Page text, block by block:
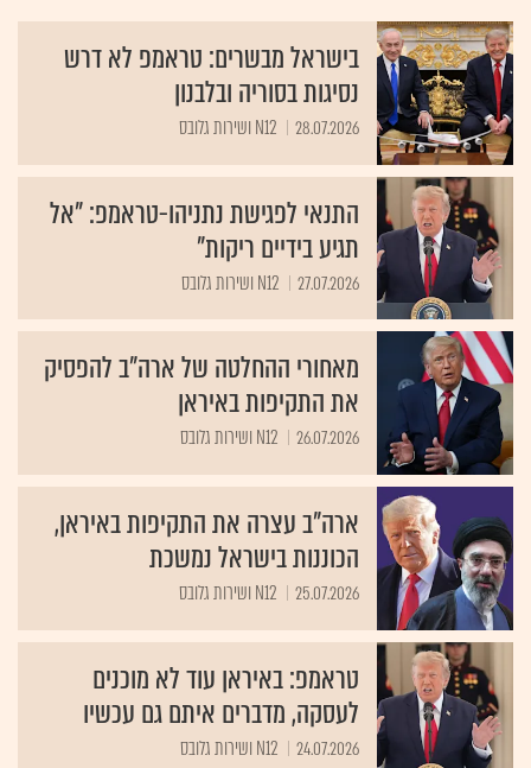
בישראל מבשרים: טראמפ לא דרש
נסיגות בסוריה ובלבנון
28.07.2026 N12 ושירות גלובס
התנאי לפגישת נתניהו-טראמפ: "אל
תגיע בידיים ריקות"
27.07.2026 N12 ושירות גלובס
מאחורי ההחלטה של ארה"ב להפסיק
את התקיפות באיראן
26.07.2026 N12 ושירות גלובס
ארה"ב עצרה את התקיפות באיראן,
הכוננות בישראל נמשכת
25.07.2026 N12 ושירות גלובס
טראמפ: באיראן עוד לא מוכנים
לעסקה, מדברים איתם גם עכשיו
24.07.2026 N12 ושירות גלובס